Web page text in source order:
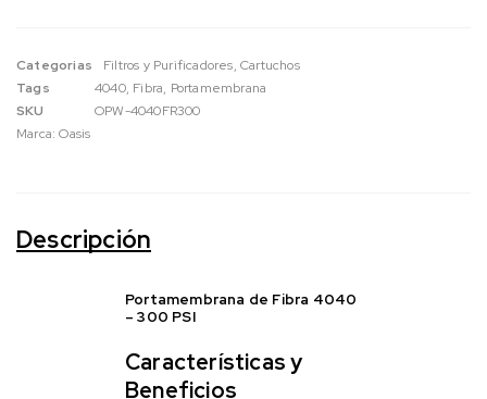
Categorias Filtros y Purificadores,Cartuchos
Tags
4040, Fibra, Portamembrana
SKU
OPW-4040FR300
Marca:Oasis
Descripción
Portamembrana de Fibra 4040
– 300 PSI
Características y
Beneficios